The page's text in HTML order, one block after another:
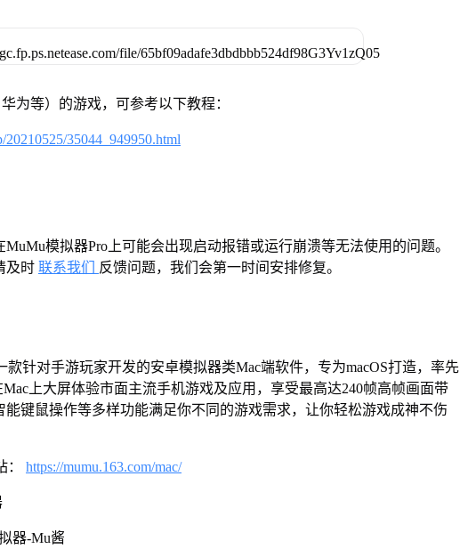
为等）的游戏，可参考以下教程：
20210525/35044_949950.html
模拟器Pro上可能会出现启动报错或运行崩溃等无法使用的问题。
及时 联系我们 反馈问题，我们会第一时间安排修复。
款针对手游玩家开发的安卓模拟器类Mac端软件，专为macOS打造，率先
上大屏体验市面主流手机游戏及应用，享受最高达240帧高帧画面带
键鼠操作等多样功能满足你不同的游戏需求，让你轻松游戏成神不伤
： https://mumu.163.com/mac/
器-Mu酱